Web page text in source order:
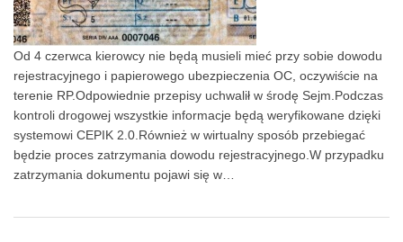
Od 4 czerwca kierowcy nie będą musieli mieć przy sobie dowodu
rejestracyjnego i papierowego ubezpieczenia OC, oczywiście na
terenie RP.Odpowiednie przepisy uchwalił w środę Sejm.Podczas
kontroli drogowej wszystkie informacje będą weryfikowane dzięki
systemowi CEPIK 2.0.Również w wirtualny sposób przebiegać
będzie proces zatrzymania dowodu rejestracyjnego.W przypadku
zatrzymania dokumentu pojawi się w…